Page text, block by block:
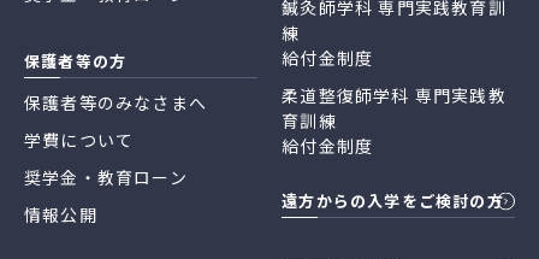
保護者等の方
保護者等のみなさまへ
学費について
奨学金・教育ローン
情報公開
鍼灸師学科 専門実践教育訓
練
給付金制度
柔道整復師学科 専門実践教
育訓練
給付金制度
遠方からの入学をご検討の方